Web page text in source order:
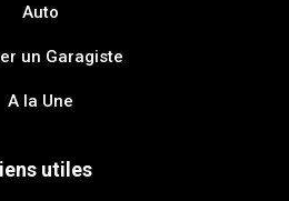
Auto
un Garagiste
A la Une
utiles